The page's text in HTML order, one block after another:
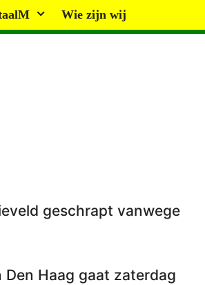
Wie zijn wij
geschrapt vanwege
Haag gaat zaterdag